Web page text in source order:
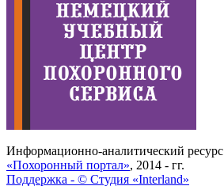
Информационно-аналитический ресурс
«Похоронный портал», 2014 - гг.
Поддержка - © Cтудия «Interland»